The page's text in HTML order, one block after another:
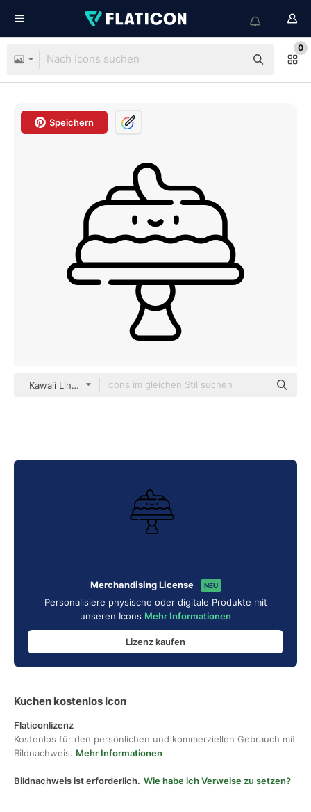
0
Speichern
Kawaii Lineal
Merchandising License NEU
Personalisiere physische oder digitale Produkte mit
unseren Icons Mehr Informationen
Lizenz kaufen
Kuchen kostenlos Icon
Flaticonlizenz
Kostenlos für den persönlichen und kommerziellen Gebrauch mit
Bildnachweis. Mehr Informationen
Bildnachweis ist erforderlich. Wie habe ich Verweise zu setzen?